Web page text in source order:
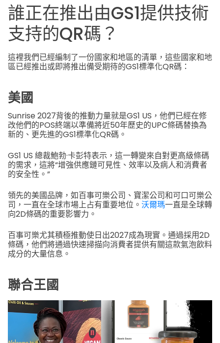
誰正在推出由GS1提供技術
支持的QR碼？
這裡我們已經編制了一份國家和地區的清單，這些國家和地
區已經推出或即將推出備受期待的GS1標準化QR碼：
美國
Sunrise 2027背後的推動力量就是GS1 US，他們已經在修
改他們的POS終端以準備將近50年歷史的UPC條碼替換為
新的、更先進的GS1標準化QR碼。
GS1 US 總裁鮑勃·卡彭特表示，這一轉變來自對更高級條碼
的需求，這將“增強供應鏈可見性、效率以及病人和消費者
的安全性。”
領先的美國品牌，如百事可樂公司、寶潔公司和可口可樂公
司，一直在全球市場上占有重要地位。 沃爾瑪一直是全球轉
向2D條碼的重要影響力。
百事可樂尤其積極推動使日出2027成為現實。通過採用2D
條碼，他們將通過快速掃描向消費者提供有關這款氣泡飲料
成分的大量信息。
聯合王國